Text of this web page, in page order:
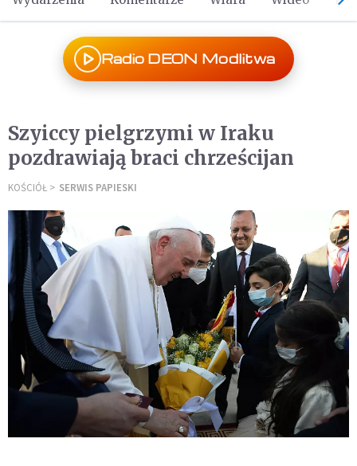
Radio DEON Modlitwa
Szyiccy pielgrzymi w Iraku
pozdrawiają braci chrześcijan
KOŚCIÓŁ SERWIS PAPIESKI